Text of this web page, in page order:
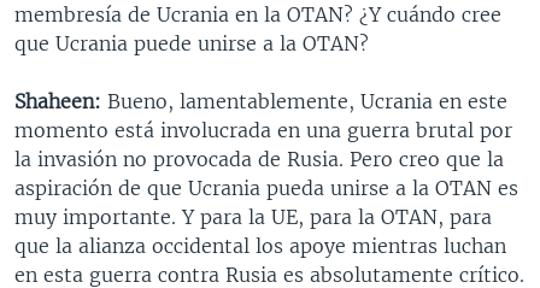
membresía de Ucrania en la OTAN? ¿Y cuándo cree
que Ucrania puede unirse a la OTAN?
Shaheen: Bueno, lamentablemente, Ucrania en este
momento está involucrada en una guerra brutal por
la invasión no provocada de Rusia. Pero creo que la
aspiración de que Ucrania pueda unirse a la OTAN es
muy importante. Y para la UE, para la OTAN, para
que la alianza occidental los apoye mientras luchan
en esta guerra contra Rusia es absolutamente crítico.